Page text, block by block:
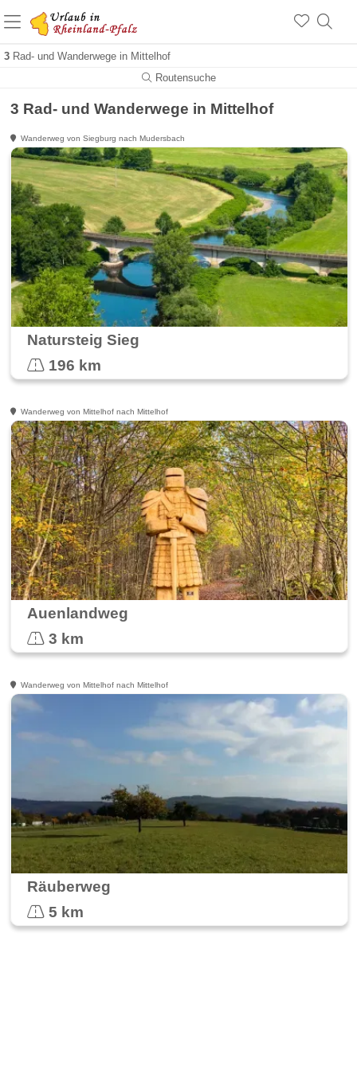
3 Rad- und Wanderwege in Mittelhof
Routensuche
+1.500 Unterkünfte in Rheinland-Pfalz
+1.000 Sehenswürdigkeiten
3 Rad- und Wanderwege in Mittelhof
Wanderweg von Siegburg nach Mudersbach
Natursteig Sieg
196 km
Wanderweg von Mittelhof nach Mittelhof
Auenlandweg
3 km
Wanderweg von Mittelhof nach Mittelhof
Räuberweg
5 km